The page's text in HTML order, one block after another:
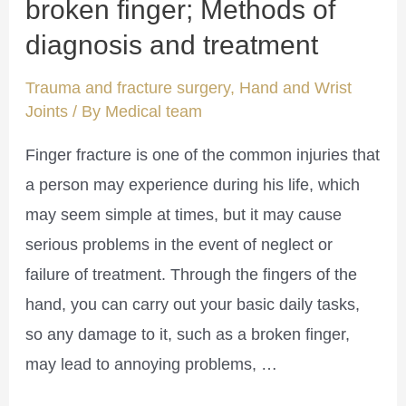
broken finger; Methods of
diagnosis and treatment
Trauma and fracture surgery, Hand and Wrist
Joints / By Medical team
Finger fracture is one of the common injuries that
a person may experience during his life, which
may seem simple at times, but it may cause
serious problems in the event of neglect or
failure of treatment. Through the fingers of the
hand, you can carry out your basic daily tasks,
so any damage to it, such as a broken finger,
may lead to annoying problems, …